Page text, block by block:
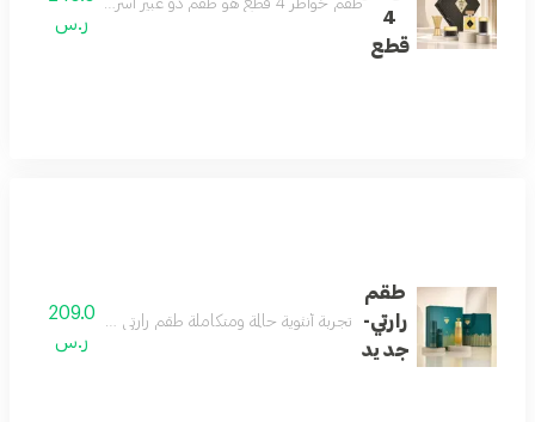
4
قطع
ر.س
طقم
رارتي-
جديد
تجربة أنثوية حالمة ومتكاملة طقم رارتي يقدّم تجربة عطرية
209.0
ر.س